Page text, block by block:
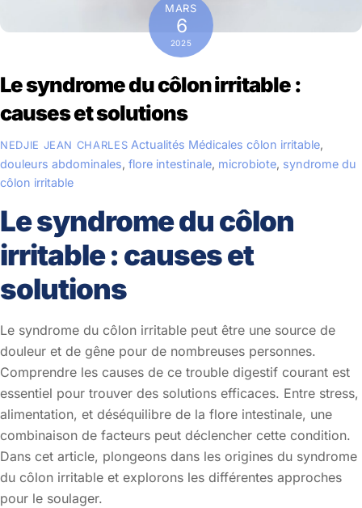
MARS
6
2025
Le syndrome du côlon irritable :
causes et solutions
NEDJIE JEAN CHARLES Actualités Médicales côlon irritable,
douleurs abdominales, flore intestinale, microbiote, syndrome du
côlon irritable
Le syndrome du côlon
irritable : causes et
solutions
Le syndrome du côlon irritable peut être une source de
douleur et de gêne pour de nombreuses personnes.
Comprendre les causes de ce trouble digestif courant est
essentiel pour trouver des solutions efficaces. Entre stress,
alimentation, et déséquilibre de la flore intestinale, une
combinaison de facteurs peut déclencher cette condition.
Dans cet article, plongeons dans les origines du syndrome
du côlon irritable et explorons les différentes approches
pour le soulager.